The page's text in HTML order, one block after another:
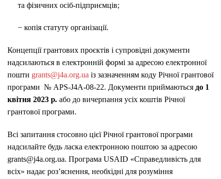
та фізичних осіб-підприємців;
− копія статуту організації.
Концепції грантових проєктів і супровідні документи
надсилаються в електронній формі за адресою електронної
пошти grants@j4a.org.ua із зазначенням коду Річної грантової
програми № APS-J4A-08-22. Документи приймаються до 1
квітня 2023 р. або до вичерпання усіх коштів Річної
грантової програми.
Всі запитання стосовно цієї Річної грантової програми
надсилайте будь ласка електронною поштою за адресою
grants@j4a.org.ua. Програма USAID «Справедливість для
всіх» надає роз’яснення, необхідні для розуміння